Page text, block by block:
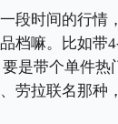
段时间的行情
档嘛。比如带
是带个单件热
劳拉联名那种